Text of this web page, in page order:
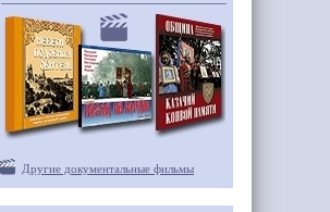
Другие документальные фильмы